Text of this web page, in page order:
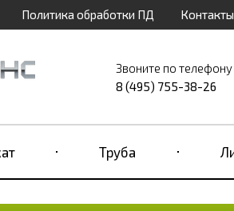
Политика обработки ПД Контакты
Звоните по телефону
8 (495) 755-38-26
Труба